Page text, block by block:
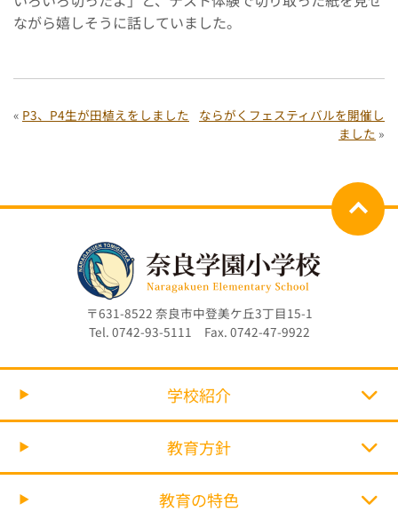
ながら嬉しそうに話していました。
« P3、P4生が田植えをしました
ならがくフェスティバルを開催し
ました »
〒631-8522 奈良市中登美ケ丘3丁目15-1
Tel. 0742-93-5111 Fax. 0742-47-9922
学校紹介
教育方針
教育の特色